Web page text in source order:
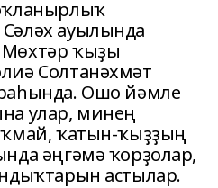
ауылында
ҡыҙы
Солтанәхмәт
Ошо йәмле
улар, минең
ҡатын-ҡыҙҙың
әңгәмә ҡорҙолар,
астылар.